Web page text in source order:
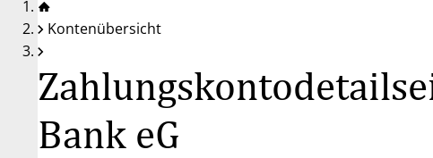
Kontenübersicht
Bank eG